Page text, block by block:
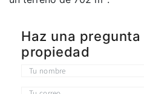
Haz una
propiedad